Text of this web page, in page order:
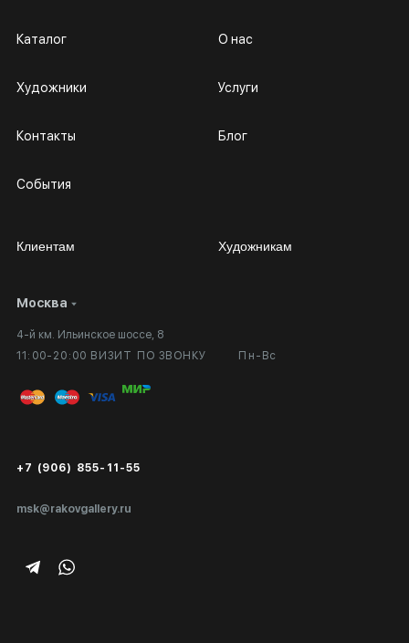
Москва
4-й км. Ильинское шоссе, 8
11:00-20:00 ВИЗИТ ПО ЗВОНКУ
Пн-Вс
msk@rakovgallery.ru
+7 (906) 855-11-55
Каталог
Художники
Контакты
События
О нас
Услуги
Блог
Клиентам
Личный кабинет
Вопросы и ответы
Публичная оферта
Экспертиза/Вывоз за границу
Подарочные сертификаты
Художникам
Сотрудничество
Выставка в галерее